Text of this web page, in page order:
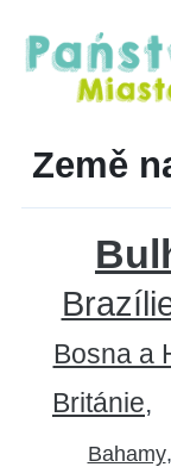
Země
Bosna a
Británie
Bahamy